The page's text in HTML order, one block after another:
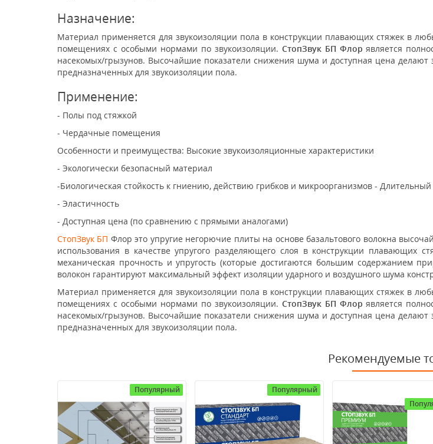
Назначение:
Материал применяется для звукоизоляции пола в конструкции плавающих стяжек в
помещениях с особыми нормами по звукоизоляции. СтопЗвук БП Флор является
насекомых/грызунов. Высочайшие показатели снижения шума и доступная цена
предназначенных для звукоизоляции пола.
Применение:
- Полы под стяжкой
- Чердачные помещения
Особенности и преимущества: Высокие звукоизоляционные характеристики
- Экологически безопасный материал
-Биологическая стойкость к гниению, действию грибков и микроорганизмов - Длительный
- Эластичность
- Доступная цена (по сравнению с прямыми аналогами)
СтопЗвук БП Флор это упругие негорючие плиты на основе базальтового волокна
использования в качестве упругого разделяющего слоя в конструкции плавающих
механическая прочность и упругость (которые достигаются большим содержанием
волокон гарантируют максимальный эффект изоляции ударного и воздушного шума
Материал применяется для звукоизоляции пола в конструкции плавающих стяжек в
помещениях с особыми нормами по звукоизоляции. СтопЗвук БП Флор является
насекомых/грызунов. Высочайшие показатели снижения шума и доступная цена
предназначенных для звукоизоляции пола.
Рекомендуемые
Популярный Популярный